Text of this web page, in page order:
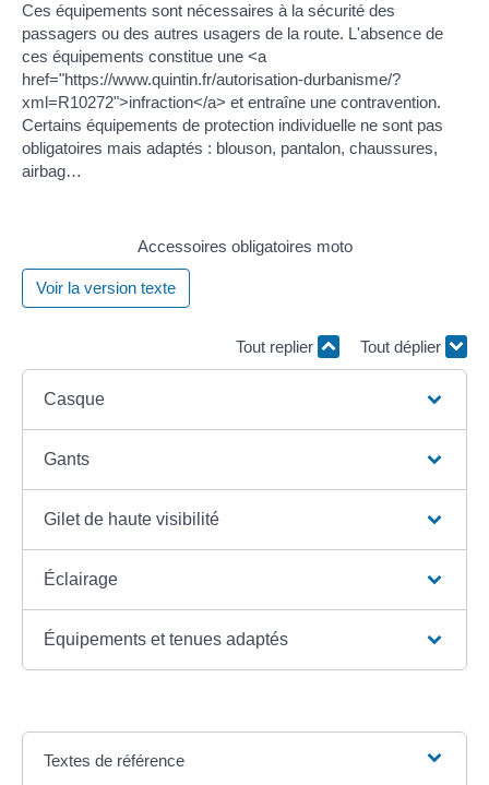
Ces équipements sont nécessaires à la sécurité des
passagers ou des autres usagers de la route. L'absence de
ces équipements constitue une <a
href="https://www.quintin.fr/autorisation-durbanisme/?
xml=R10272">infraction</a> et entraîne une contravention.
Certains équipements de protection individuelle ne sont pas
obligatoires mais adaptés : blouson, pantalon, chaussures,
airbag…
Accessoires obligatoires moto
Voir la version texte
Tout replier Tout déplier
Casque
Gants
Gilet de haute visibilité
Éclairage
Équipements et tenues adaptés
Textes de référence